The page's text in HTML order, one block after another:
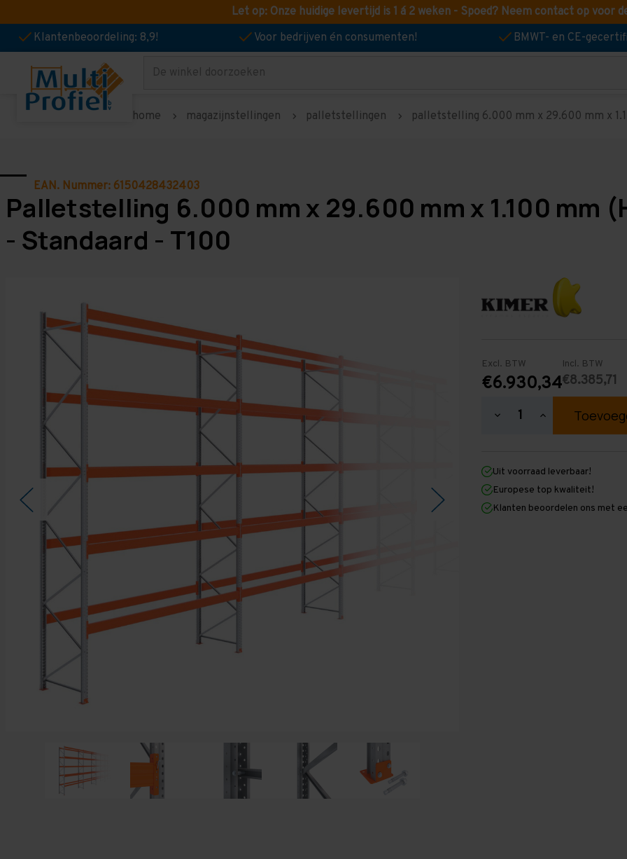
Let op: Onze huidige levertijd is 1 á 2 weken - Spoed? Neem contact op voor
Klantenbeoordeling: 8,9!
Voor bedrijven én consumenten! BMWT- en CE-
Zoeken
home magazijnstellingen palletstellingen palletstelling 6.000 mm x 29.600 mm x
EAN. Nummer: 6150428432403
Palletstelling 6.000 mm x 29.600 mm x 1.100 mm
- Standaard - T100
Excl. BTW
€6.930,34
Incl. BTW
€8.385,71
Hoeveelheid
6.000
mm
x
29.600
mm
Hoeveelheid
verhogen
6.000
mm
x
29.600
mm
Uit voorraad leverbaar!
Europese top kwaliteit!
Klanten beoordelen ons met